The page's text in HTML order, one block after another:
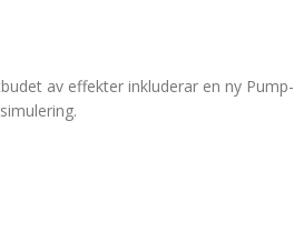
av effekter inkluderar en ny